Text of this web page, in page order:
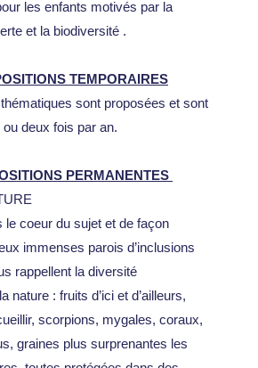
les enfants motivés par la
et la biodiversité .
TEMPORAIRES
sont proposées et sont
deux fois par an.
PERMANENTES
le coeur du sujet et de façon
immenses parois d’inclusions
rappellent la diversité
nature : fruits d’ici et d’ailleurs,
scorpions, mygales, coraux,
graines plus surprenantes les